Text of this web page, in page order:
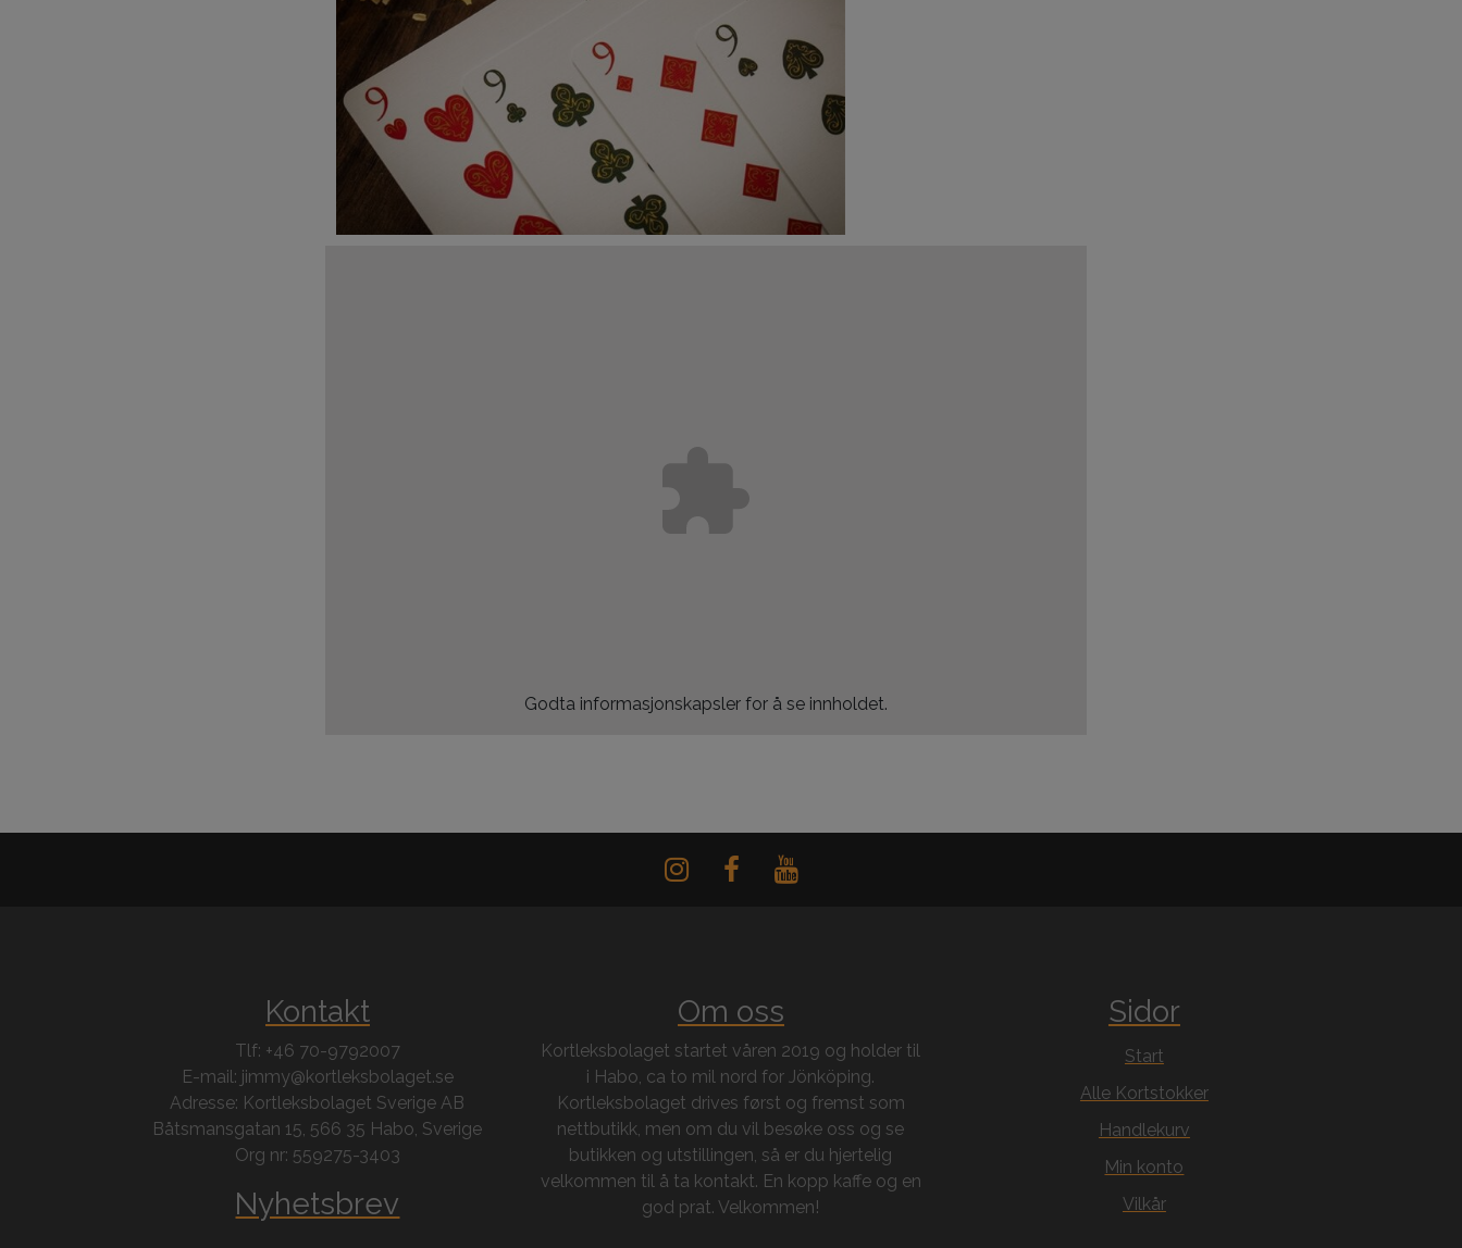
Godta informasjonskapsler for å se innholdet.
Kontakt
Tlf: +46 70-9792007
E-mail: jimmy@kortleksbolaget.se
Adresse: Kortleksbolaget Sverige AB
Båtsmansgatan 15, 566 35 Habo, Sverige
Org nr: 559275-3403
Nyhetsbrev
Om oss
Kortleksbolaget startet våren 2019 og holder til
i Habo, ca to mil nord for Jönköping.
Kortleksbolaget drives først og fremst som
nettbutikk, men om du vil besøke oss og se
butikken og utstillingen, så er du hjertelig
velkommen til å ta kontakt. En kopp kaffe og en
god prat. Velkommen!
Sidor
Start
Alle Kortstokker
Handlekurv
Min konto
Vilkår